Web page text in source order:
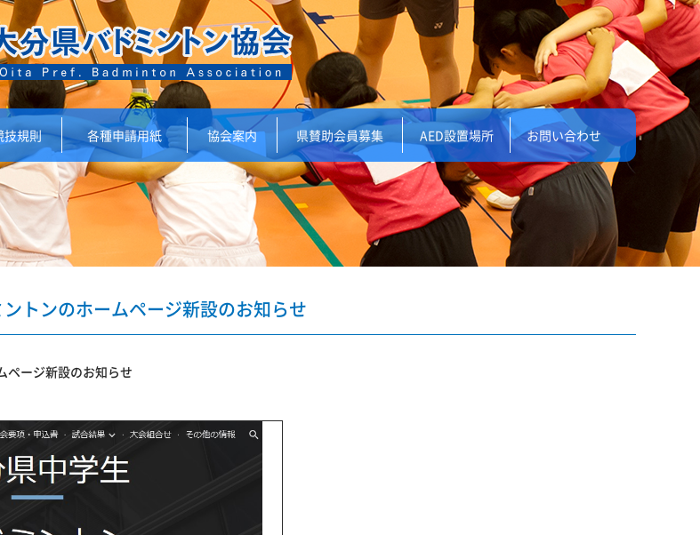
技規則 各種申請用紙 協会案内 県賛助会員募集 AED設置場所 お問い合わせ
トンのホームページ新設のお知らせ
ページ新設のお知らせ